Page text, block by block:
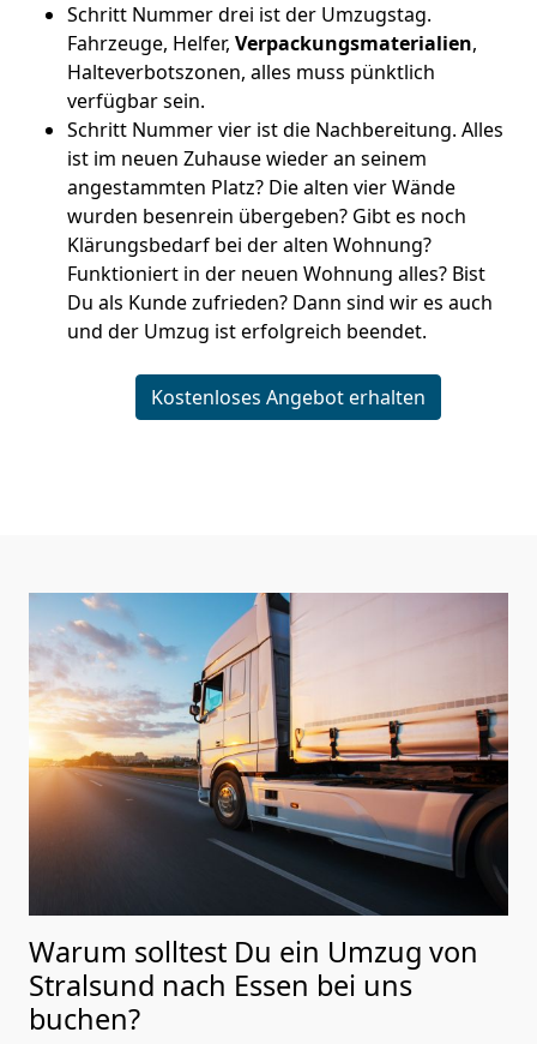
Schritt Nummer drei ist der Umzugstag.
Fahrzeuge, Helfer, Verpackungsmaterialien,
Halteverbotszonen, alles muss pünktlich
verfügbar sein.
Schritt Nummer vier ist die Nachbereitung. Alles
ist im neuen Zuhause wieder an seinem
angestammten Platz? Die alten vier Wände
wurden besenrein übergeben? Gibt es noch
Klärungsbedarf bei der alten Wohnung?
Funktioniert in der neuen Wohnung alles? Bist
Du als Kunde zufrieden? Dann sind wir es auch
und der Umzug ist erfolgreich beendet.
Kostenloses Angebot erhalten
Warum solltest Du ein Umzug von
Stralsund nach Essen bei uns
buchen?